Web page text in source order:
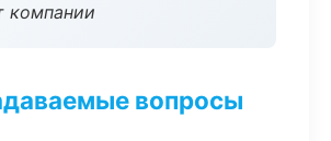
компании
вопросы